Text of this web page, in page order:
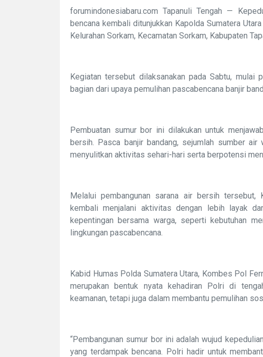
forumindonesiabaru.com Tapanuli Tengah —
bencana kembali ditunjukkan Kapolda Sumatera
Kelurahan Sorkam, Kecamatan Sorkam, Kabupaten
Kegiatan tersebut dilaksanakan pada Sabtu, mulai
bagian dari upaya pemulihan pascabencana banjir
Pembuatan sumur bor ini dilakukan untuk
bersih. Pasca banjir bandang, sejumlah sumber
menyulitkan aktivitas sehari-hari serta berpotensi
Melalui pembangunan sarana air bersih tersebut,
kembali menjalani aktivitas dengan lebih layak
kepentingan bersama warga, seperti kebutuhan
lingkungan pascabencana.
Kabid Humas Polda Sumatera Utara, Kombes Pol
merupakan bentuk nyata kehadiran Polri di
keamanan, tetapi juga dalam membantu pemulihan
“Pembangunan sumur bor ini adalah wujud
yang terdampak bencana. Polri hadir untuk